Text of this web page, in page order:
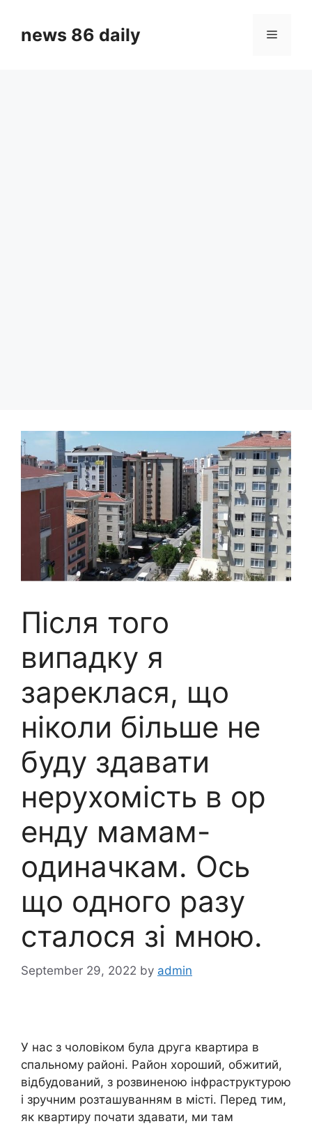
contentnews 86 daily Menu
Після того
випадку я
зареклася, що
ніколи більше не
буду здавати
нерухомість в ор
енду мамам-
одиначкам. Ось
що одного разу
сталося зі мною.
September 29, 2022 by admin
У нас з чоловіком була друга квартира в
спальному районі. Район хороший, обжитий,
відбудований, з розвиненою інфраструктурою
і зручним розташуванням в місті. Перед тим,
як квартиру почати здавати, ми там